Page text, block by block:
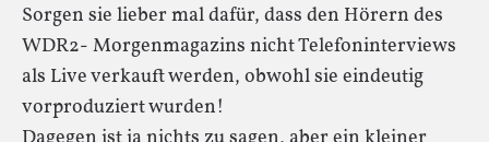
Sorgen sie lieber mal dafür, dass den Hörern des
WDR2- Morgenmagazins nicht Telefoninterviews
als Live verkauft werden, obwohl sie eindeutig
vorproduziert wurden!